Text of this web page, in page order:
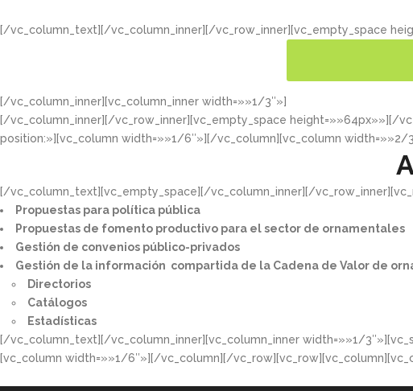
[/vc_column_text][/vc_column_inner][/vc_row_inner][vc_empty_space
[/vc_column_inner][vc_column_inner width=»»1/3″»]
[/vc_column_inner][/vc_row_inner][vc_empty_space height=»»64px»»][/
position:»][vc_column width=»»1/6″»][/vc_column][vc_column width=»»2/
[/vc_column_text][vc_empty_space][/vc_column_inner][/
Propuestas para política pública​
Propuestas de fomento productivo para el sector de ornamentales​
Gestión de convenios público-privados​
Gestión de la información compartida de la Cadena de Valor de
Directorios​
Catálogos​
Estadísticas
[/vc_column_text][/vc_column_inner][vc_column_inner width=»»1/
[vc_column width=»»1/6″»][/vc_column][/